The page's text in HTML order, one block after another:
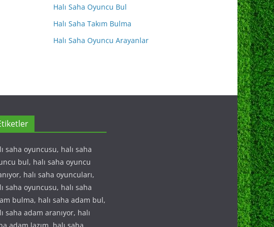
Halı Saha Oyuncu Bul
Halı Saha Takım Bulma
Halı Saha Oyuncu Arayanlar
saha oyuncusu, halı saha
bul, halı saha oyuncu
halı saha oyuncuları,
saha oyuncusu, halı saha
bulma, halı saha adam bul,
saha adam aranıyor, halı